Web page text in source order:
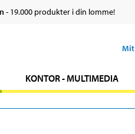
- 19.000 produkter i din lomme!
KONTOR - MULTIMEDIA